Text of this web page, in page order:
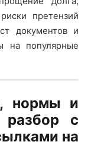
претензий
документов и
на популярные
нормы и
с
на